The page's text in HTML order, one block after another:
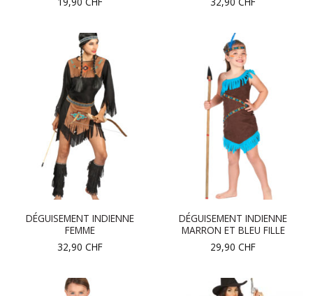
DÉGUISEMENT INDIENNE
FEMME
32,90 CHF
DÉGUISEMENT INDIENNE
MARRON ET BLEU FILLE
29,90 CHF